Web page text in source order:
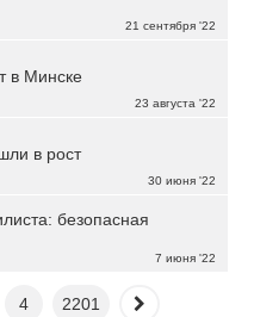
21 сентября '22
23 августа '22
в Минске
30 июня '22
в рост
7 июня '22
безопасная
4 2201